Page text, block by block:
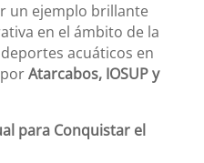
un ejemplo brillante
en el ámbito de la
acuáticos en
Atarcabos, IOSUP y
para Conquistar el